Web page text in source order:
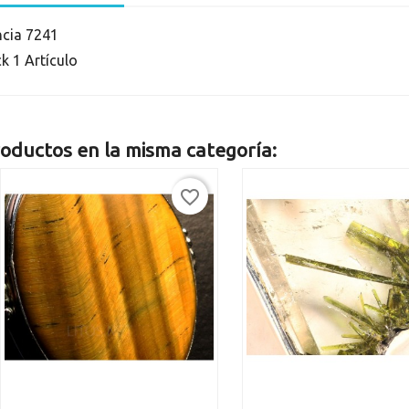
7241
1 Artículo
en la misma categoría:
favorite_border